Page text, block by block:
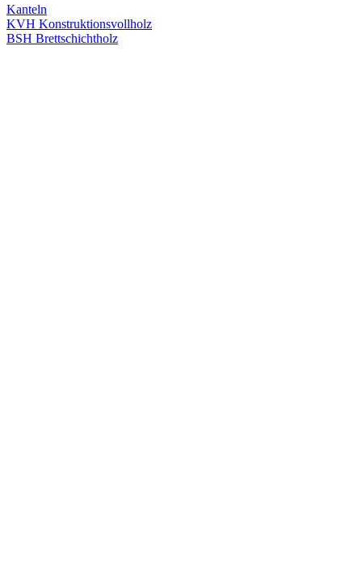
Kanteln
KVH Konstruktionsvollholz
BSH Brettschichtholz